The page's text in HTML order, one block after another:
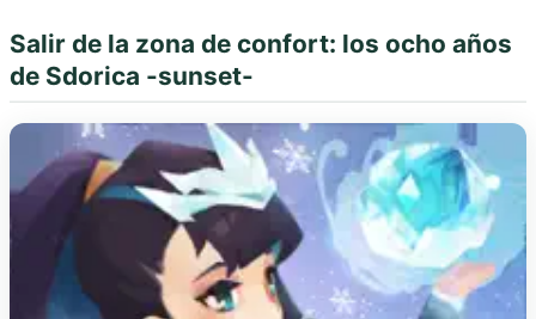
Salir de la zona de confort: los ocho años
de Sdorica -sunset-